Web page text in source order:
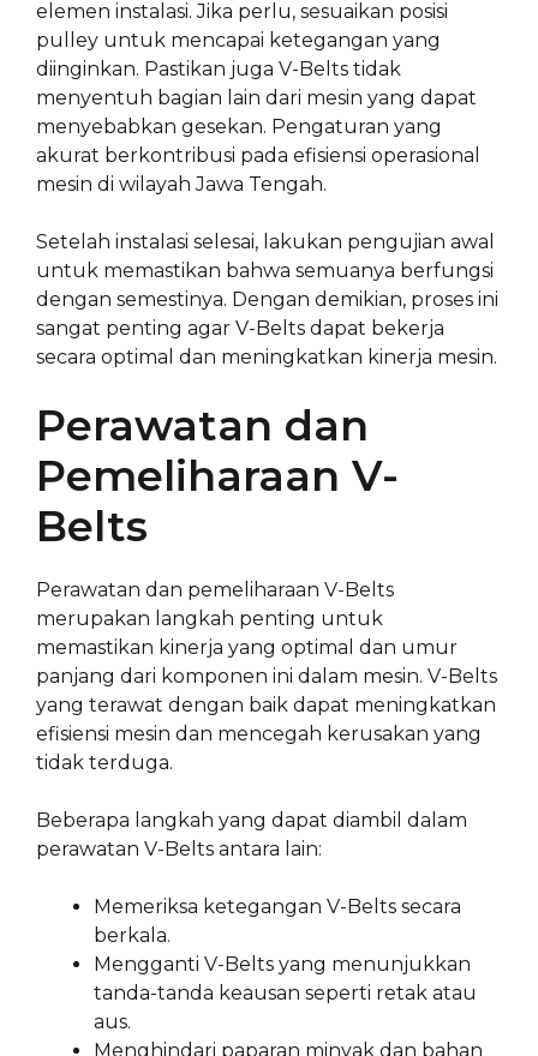
elemen instalasi. Jika perlu, sesuaikan posisi
pulley untuk mencapai ketegangan yang
diinginkan. Pastikan juga V-Belts tidak
menyentuh bagian lain dari mesin yang dapat
menyebabkan gesekan. Pengaturan yang
akurat berkontribusi pada efisiensi operasional
mesin di wilayah Jawa Tengah.
Setelah instalasi selesai, lakukan pengujian awal
untuk memastikan bahwa semuanya berfungsi
dengan semestinya. Dengan demikian, proses ini
sangat penting agar V-Belts dapat bekerja
secara optimal dan meningkatkan kinerja mesin.
Perawatan dan
Pemeliharaan V-
Belts
Perawatan dan pemeliharaan V-Belts
merupakan langkah penting untuk
memastikan kinerja yang optimal dan umur
panjang dari komponen ini dalam mesin. V-Belts
yang terawat dengan baik dapat meningkatkan
efisiensi mesin dan mencegah kerusakan yang
tidak terduga.
Beberapa langkah yang dapat diambil dalam
perawatan V-Belts antara lain:
Memeriksa ketegangan V-Belts secara
berkala.
Mengganti V-Belts yang menunjukkan
tanda-tanda keausan seperti retak atau
aus.
Menghindari paparan minyak dan bahan